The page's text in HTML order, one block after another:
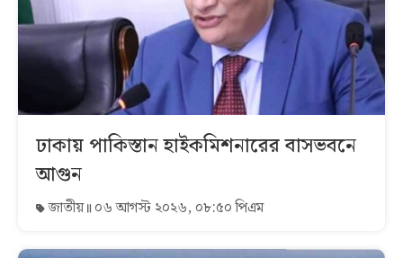
ঢাকায় পাকিস্তান হাইকমিশনারের বাসভবনে
আগুন
জাতীয় ০৬ আগস্ট ২০২৬, ০৮:৫০ পিএম